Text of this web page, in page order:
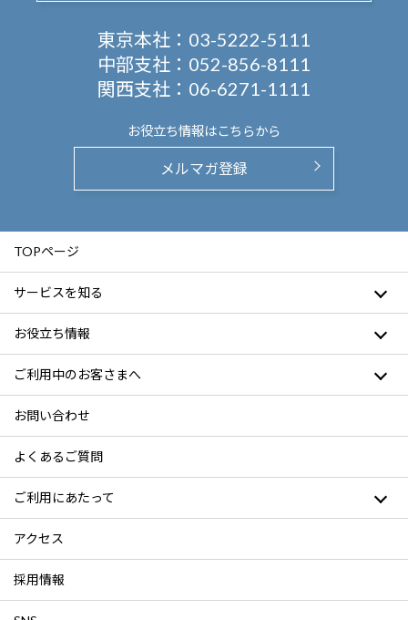
東京本社： 03-5222-5111
中部支社： 052-856-8111
関西支社： 06-6271-1111
お役立ち情報はこちらから
メルマガ登録
TOPページ
サービスを知る
お役立ち情報
ご利用中のお客さまへ
お問い合わせ
よくあるご質問
ご利用にあたって
アクセス
採用情報